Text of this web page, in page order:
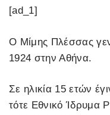
[ad_1]
Ο Μίμης Πλέσσας
1924 στην Αθήνα.
Σε ηλικία 15 ετών
τότε Εθνικό Ίδρυμα